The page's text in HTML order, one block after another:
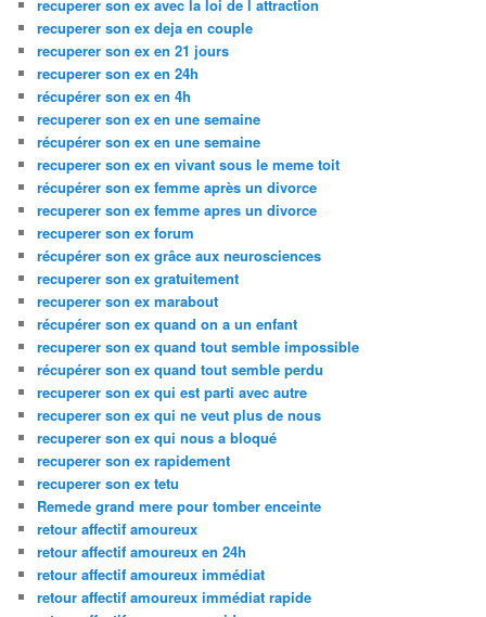
recuperer son ex avec la loi de l attraction
recuperer son ex deja en couple
recuperer son ex en 21 jours
recuperer son ex en 24h
récupérer son ex en 4h
recuperer son ex en une semaine
récupérer son ex en une semaine
recuperer son ex en vivant sous le meme toit
récupérer son ex femme après un divorce
recuperer son ex femme apres un divorce
recuperer son ex forum
récupérer son ex grâce aux neurosciences
recuperer son ex gratuitement
recuperer son ex marabout
récupérer son ex quand on a un enfant
recuperer son ex quand tout semble impossible
récupérer son ex quand tout semble perdu
recuperer son ex qui est parti avec autre
recuperer son ex qui ne veut plus de nous
recuperer son ex qui nous a bloqué
recuperer son ex rapidement
recuperer son ex tetu
Remede grand mere pour tomber enceinte
retour affectif amoureux
retour affectif amoureux en 24h
retour affectif amoureux immédiat
retour affectif amoureux immédiat rapide